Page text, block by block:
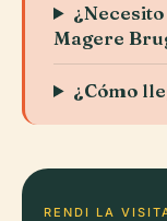
Magere
¿Cómo
RENDI LA